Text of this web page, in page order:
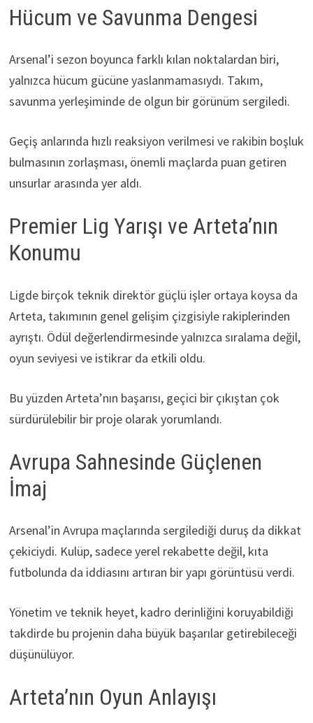
Hücum ve Savunma Dengesi
Arsenal’i sezon boyunca farklı kılan noktalardan biri,
yalnızca hücum gücüne yaslanmamasıydı. Takım,
savunma yerleşiminde de olgun bir görünüm sergiledi.
Geçiş anlarında hızlı reaksiyon verilmesi ve rakibin boşluk
bulmasının zorlaşması, önemli maçlarda puan getiren
unsurlar arasında yer aldı.
Premier Lig Yarışı ve Arteta’nın
Konumu
Ligde birçok teknik direktör güçlü işler ortaya koysa da
Arteta, takımının genel gelişim çizgisiyle rakiplerinden
ayrıştı. Ödül değerlendirmesinde yalnızca sıralama değil,
oyun seviyesi ve istikrar da etkili oldu.
Bu yüzden Arteta’nın başarısı, geçici bir çıkıştan çok
sürdürülebilir bir proje olarak yorumlandı.
Avrupa Sahnesinde Güçlenen
İmaj
Arsenal’in Avrupa maçlarında sergilediği duruş da dikkat
çekiciydi. Kulüp, sadece yerel rekabette değil, kıta
futbolunda da iddiasını artıran bir yapı görüntüsü verdi.
Yönetim ve teknik heyet, kadro derinliğini koruyabildiği
takdirde bu projenin daha büyük başarılar getirebileceği
düşünülüyor.
Arteta’nın Oyun Anlayışı